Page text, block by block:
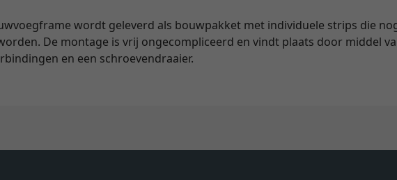
wordt geleverd als bouwpakket met individuele strips die
De montage is vrij ongecompliceerd en vindt plaats door middel
en een schroevendraaier.